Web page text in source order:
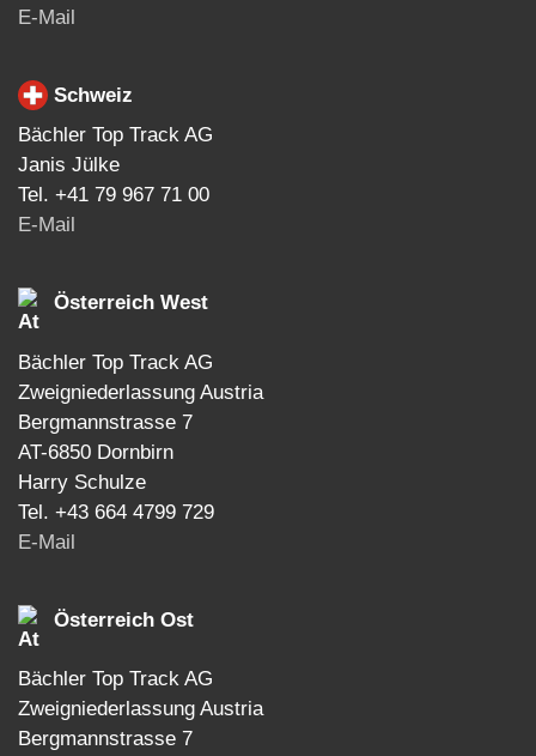
E-Mail
Schweiz
Bächler Top Track AG
Janis Jülke
Tel. +41 79 967 71 00
E-Mail
Österreich West
Bächler Top Track AG
Zweigniederlassung Austria
Bergmannstrasse 7
AT-6850 Dornbirn
Harry Schulze
Tel. +43 664 4799 729
E-Mail
Österreich Ost
Bächler Top Track AG
Zweigniederlassung Austria
Bergmannstrasse 7